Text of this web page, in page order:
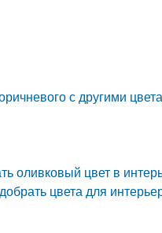
с другими
оливковый цвет в
цвета для